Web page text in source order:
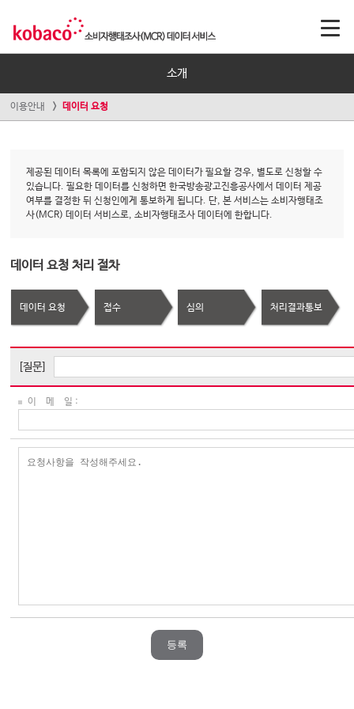
소개
이용안내 데이터 요청
제공된 데이터 목록에 포함되지 않은 데이터가 필요할 경우, 별도로 신청할 수
있습니다. 필요한 데이터를 신청하면 한국방송광고진흥공사에서 데이터 제공
여부를 결정한 뒤 신청인에게 통보하게 됩니다. 단, 본 서비스는 소비자행태조
사(MCR) 데이터 서비스로, 소비자행태조사 데이터에 한합니다.
데이터 요청 처리 절차
데이터 요청 접수 심의 처리결과통보
[질문]
이 메 일 :
등록